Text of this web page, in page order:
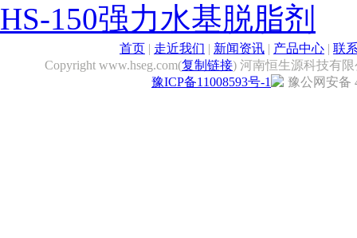
HS-150强力水基脱脂剂
首页 | 走近我们 | 新闻资讯 | 产品中心 | 联
Copyright www.hseg.com(复制链接) 河南恒生源科技有
豫ICP备11008593号-1
豫公网安备